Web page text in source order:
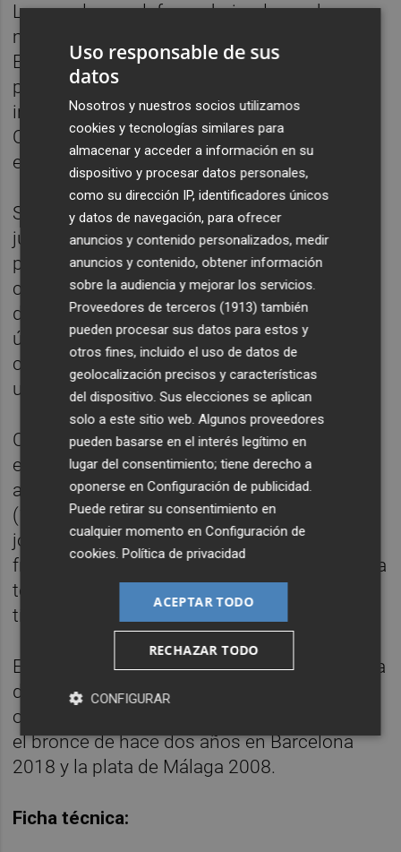
Las ayudas en defensa, bajando a echar una
mano en las presiones, permitieron a
España, ya con María Elena Sánchez en la
portería -9 de 14-, mantener su puerta
intacta en el segundo tiempo, en el que Bea
Ortiz, Leitón y Espar abrieron una brecha en
el luminoso que resultaría imbatible (1-6).
Sin bajar el ritmo defensivo y con un buen
juego interior, el combinado español siguió
percutiendo y terminó de sentenciar el
choque con un parcial de 1-4. Con todo
decidido, las de Oca bajaron el pistón en el
último tiempo, cerrado por las españolas
con un tanto de una Anni Espar que exhibió
un 100% de efectividad -4 de 4-.
Casi sin tiempo para saborear la victoria, las
españolas, ya con el billete a Tokio
asegurado, volverán a competir este lunes
(17.30 horas) ante Italia en la segunda
jornada del Grupo B, donde además de las
francesas se encuentran Israel, Alemania y la
temible Países Bajos, vigente defensora del
título continental.
España aspira a conquistar la cuarta medalla
de su historia en un Europeo, después del
oro logrado, también en Budapest, en 2014,
el bronce de hace dos años en Barcelona
2018 y la plata de Málaga 2008.
Ficha técnica:
Uso responsable de sus
datos
Nosotros y nuestros socios utilizamos
cookies y tecnologías similares para
almacenar y acceder a información en su
dispositivo y procesar datos personales,
como su dirección IP, identificadores únicos
y datos de navegación, para ofrecer
anuncios y contenido personalizados, medir
anuncios y contenido, obtener información
sobre la audiencia y mejorar los servicios.
Proveedores de terceros (1913) también
pueden procesar sus datos para estos y
otros fines, incluido el uso de datos de
geolocalización precisos y características
del dispositivo. Sus elecciones se aplican
solo a este sitio web. Algunos proveedores
pueden basarse en el interés legítimo en
lugar del consentimiento; tiene derecho a
oponerse enConfiguración de publicidad
Puede retirar su consentimiento en
cualquier momento enConfiguración de
cookies .Política de privacidad
ACEPTAR TODO
RECHAZAR TODO
CONFIGURAR